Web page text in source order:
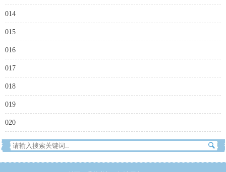
014
015
016
017
018
019
020